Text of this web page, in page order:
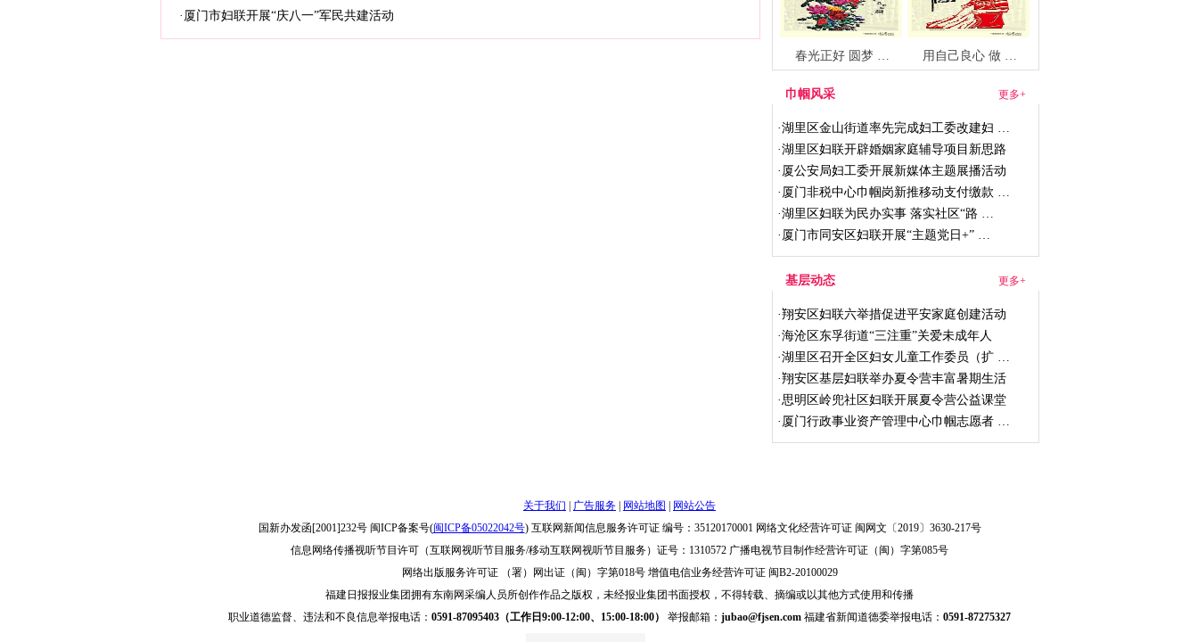
· 厦门市妇联开展“庆八一”军民共建活动
春光正好 圆梦 … 用自己良心 做 …
巾帼风采 更多+
·湖里区金山街道率先完成妇工委改建妇 …
·湖里区妇联开辟婚姻家庭辅导项目新思路
· 厦公安局妇工委开展新媒体主题展播活动
· 厦门非税中心巾帼岗新推移动支付缴款 …
·湖里区妇联为民办实事 落实社区“路 …
· 厦门市同安区妇联开展“主题党日+” …
基层动态 更多+
·翔安区妇联六举措促进平安家庭创建活动
·海沧区东孚街道“三注重”关爱未成年人
·湖里区召开全区妇女儿童工作委员（扩 …
·翔安区基层妇联举办夏令营丰富暑期生活
·思明区岭兜社区妇联开展夏令营公益课堂
· 厦门行政事业资产管理中心巾帼志愿者 …